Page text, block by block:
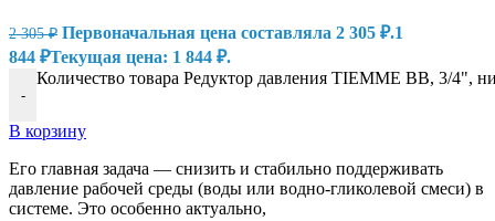
2 305₽ Первоначальная цена составляла 2 305 ₽.1
844 ₽Текущая цена: 1 844 ₽.
-
Количество товара Редуктор давления TIEMME ВВ, 3/4",
В корзину
Его главная задача — снизить и стабильно поддерживать
давление рабочей среды (воды или водно-гликолевой смеси) в
системе. Это особенно актуально,